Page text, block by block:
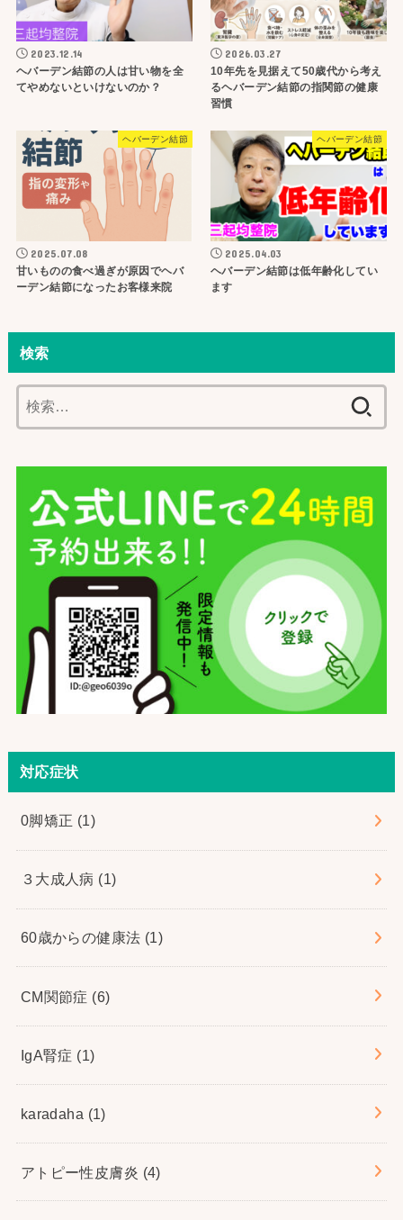
2023.12.14
ヘバーデン結節の人は甘い物を全
てやめないといけないのか？
2026.03.27
10年先を見据えて50歳代から考え
るヘバーデン結節の指関節の健康
習慣
ヘバーデン結節
2025.07.08
甘いものの食べ過ぎが原因でヘバ
ーデン結節になったお客様来院
ヘバーデン結節
2025.04.03
ヘバーデン結節は低年齢化してい
ます
検索
索:
対応症状
0脚矯正 (1)
３大成人病 (1)
60歳からの健康法 (1)
CM関節症 (6)
IgA腎症 (1)
karadaha (1)
アトピー性皮膚炎 (4)